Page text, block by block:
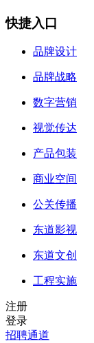
快捷入口
品牌设计
品牌战略
数字营销
视觉传达
产品包装
商业空间
公关传播
东道影视
东道文创
工程实施
注册
登录
招聘通道